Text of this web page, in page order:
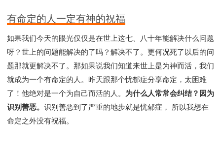
有命定的人一定有神的祝福
如果我们今天的眼光仅仅是在世上这七、八十年能解决什么问题
呀？世上的问题能解决的了吗？解决不了。更何况死了以后的问
题那就更解决不了。那如果说我们知道来世上是为神而活，我们
就成为一个有命定的人。昨天跟那个忧郁症分享命定，太困难
了！他绝对是一个为自己而活的人。 为什么人常常会纠结？因为
识别善恶。 识别善恶到了严重的地步就是忧郁症， 所以我想在
命定之外没有祝福。